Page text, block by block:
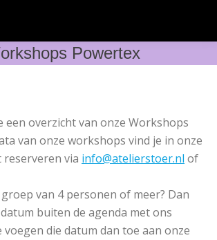
Powertex
een overzicht van onze Workshops
van onze workshops vind je in onze
reserveren via info@atelierstoer.nl of
van 4 personen of meer? Dan
buiten de agenda met ons
voegen die datum dan toe aan onze